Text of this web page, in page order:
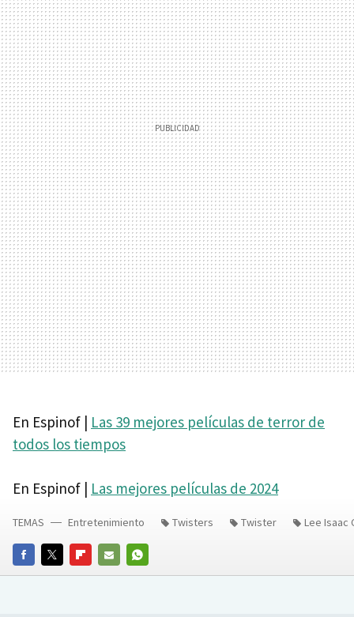
En Espinof | Las 39 mejores películas de terror de
todos los tiempos
En Espinof | Las mejores películas de 2024
FACEBOOKTWITTERFLIPBOARD
E-
WHATSAPP
TEMAS Entretenimiento Twisters Twister Lee Isaac